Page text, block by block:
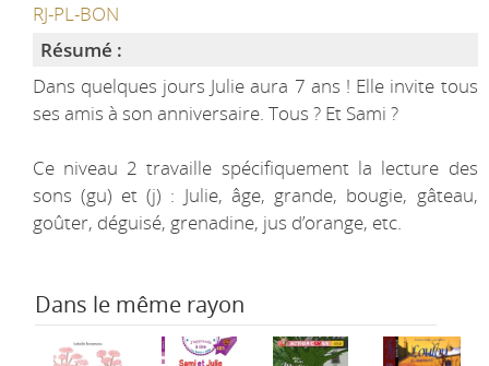
RJ-PL-BON
Résumé :
Dans quelques jours Julie aura 7 ans ! Elle invite tous
ses amis à son anniversaire. Tous ? Et Sami ?
Ce niveau 2 travaille spécifiquement la lecture des
sons (gu) et (j) : Julie, âge, grande, bougie, gâteau,
goûter, déguisé, grenadine, jus d’orange, etc.
Dans le même rayon